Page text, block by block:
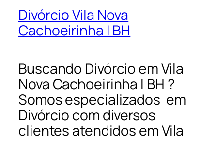
Divórcio Vila Nova
Cachoeirinha I BH
Buscando Divórcio em Vila
Nova Cachoeirinha I BH ?
Somos especializados em
Divórcio com diversos
clientes atendidos em Vila